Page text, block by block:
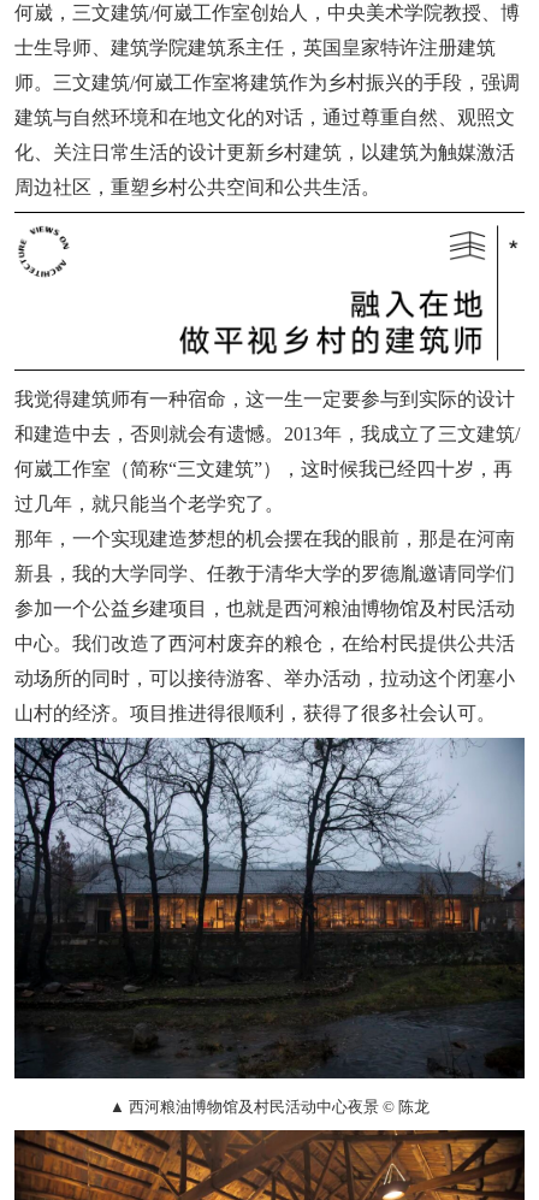
何崴，三文建筑/何崴工作室创始人，中央美术学院教授、博
士生导师、建筑学院建筑系主任，英国皇家特许注册建筑
师。三文建筑/何崴工作室将建筑作为乡村振兴的手段，强调
建筑与自然环境和在地文化的对话，通过尊重自然、观照文
化、关注日常生活的设计更新乡村建筑，以建筑为触媒激活
周边社区，重塑乡村公共空间和公共生活。
我觉得建筑师有一种宿命，这一生一定要参与到实际的设计
和建造中去，否则就会有遗憾。 2013年，我成立了三文建筑/
何崴工作室（简称“三文建筑”），这时候我已经四十岁，再
过几年，就只能当个老学究了。
那年，一个实现建造梦想的机会摆在我的眼前，那是在河南
新县，我的大学同学、任教于清华大学的罗德胤邀请同学们
参加一个公益乡建项目，也就是西河粮油博物馆及村民活动
中心。我们改造了西河村废弃的粮仓，在给村民提供公共活
动场所的同时，可以接待游客、举办活动，拉动这个闭塞小
山村的经济。项目推进得很顺利，获得了很多社会认可。
▲ 西河粮油博物馆及村民活动中心夜景 © 陈龙